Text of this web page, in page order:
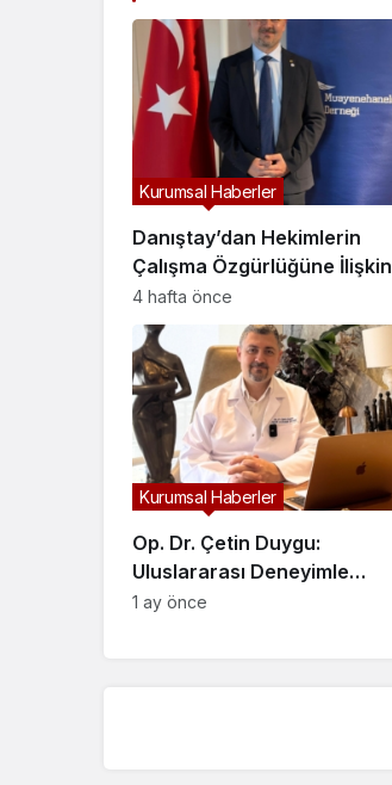
Danıştay’dan Hekimlerin
Çalışma Özgürlüğüne İlişkin
Kritik Karar: Kısıtlamalar
Durduruldu mu?
Kurumsal Haberler
4 hafta önce
Op. Dr. Çetin Duygu:
Uluslararası Deneyimle
Estetik Cerrahi
Kurumsal Haberler
1 ay önce